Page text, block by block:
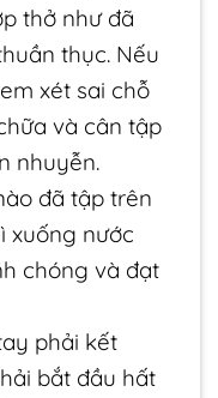
thở như đã
thục. Nếu
xét sai chỗ
và cân tập
nhuyễn.
đã tập trên
xuống nước
chóng và đạt
phải kết
bắt đầu hất